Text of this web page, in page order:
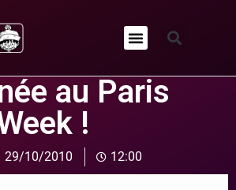
au Paris
!
29/10/2010 12:00